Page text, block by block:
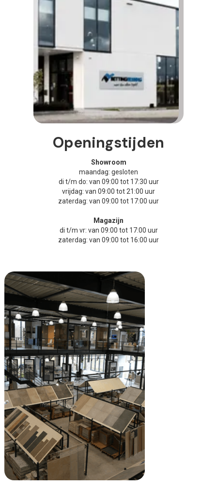
Openingstijden
Showroom
maandag: gesloten
di t/m do: van 09:00 tot 17:30 uur
vrijdag: van 09:00 tot 21:00 uur
zaterdag: van 09:00 tot 17:00 uur
Magazijn
di t/m vr: van 09:00 tot 17:00 uur
zaterdag: van 09:00 tot 16:00 uur